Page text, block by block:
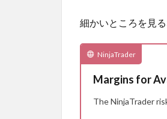
細かいところを見
NinjaTrader
Margins for
The NinjaTrader